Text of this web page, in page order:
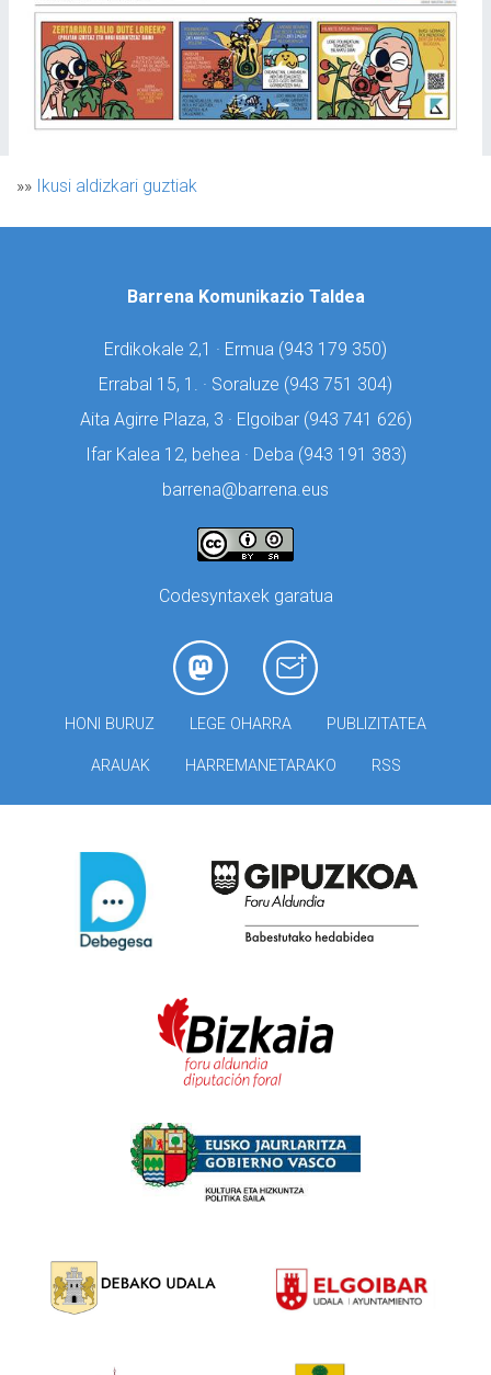
»» Ikusi aldizkari guztiak
Barrena Komunikazio Taldea
Erdikokale 2,1 · Ermua (943 179 350)
Errabal 15, 1. · Soraluze (943 751 304)
Aita Agirre Plaza, 3 · Elgoibar (943 741 626)
Ifar Kalea 12, behea · Deba (943 191 383)
barrena@barrena.eus
Codesyntaxek garatua
HONI BURUZ LEGE OHARRA PUBLIZITATEA
ARAUAK HARREMANETARAKO RSS